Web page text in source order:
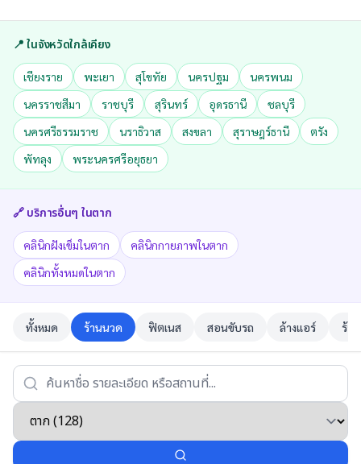
📍 ในจังหวัดใกล้เคียง
เชียงราย พะเยา สุโขทัย นครปฐม
นครพนม
นครราชสีมา
ราชบุรี สุรินทร์ อุดรธานี
ชลบุรี
นครศรีธรรมราช
นราธิวาส สงขลา สุราษฎร์ธานี
ตรัง
พัทลุง
พระนครศรีอยุธยา
🔗 บริการอื่นๆ ในตาก
คลินิกฝังเข็มในตาก
คลินิกกายภาพในตาก
คลินิกทั้งหมดในตาก
ทั้งหมด ร้านนวด ฟิตเนส สอนขับรถ ล้างแอร์ ร้า